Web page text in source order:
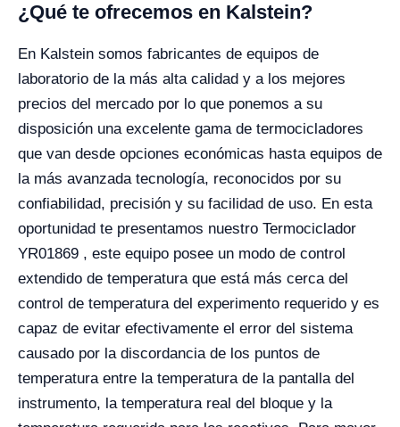
¿Qué te ofrecemos en Kalstein?
En Kalstein somos fabricantes de equipos de
laboratorio de la más alta calidad y a los mejores
precios del mercado por lo que ponemos a su
disposición una excelente gama de termocicladores
que van desde opciones económicas hasta equipos de
la más avanzada tecnología, reconocidos por su
confiabilidad, precisión y su facilidad de uso. En esta
oportunidad te presentamos nuestro Termociclador
YR01869 , este equipo posee un modo de control
extendido de temperatura que está más cerca del
control de temperatura del experimento requerido y es
capaz de evitar efectivamente el error del sistema
causado por la discordancia de los puntos de
temperatura entre la temperatura de la pantalla del
instrumento, la temperatura real del bloque y la